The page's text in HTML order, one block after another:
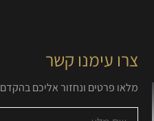
צרו עימנו קשר
מלאו פרטים ונחזור אליכם בהקדם